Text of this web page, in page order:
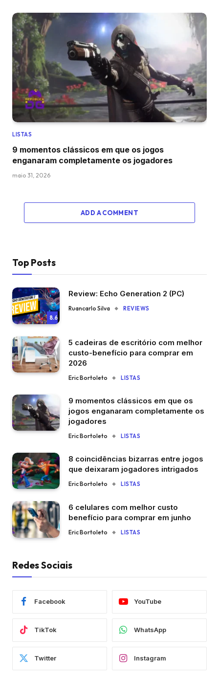
LISTAS
9 momentos clássicos em que os jogos
enganaram completamente os jogadores
maio 31, 2026
ADD A COMMENT
Top Posts
8.6
Review: Echo Generation 2 (PC)
Ruancarlo Silva REVIEWS
5 cadeiras de escritório com melhor
custo-benefício para comprar em
2026
Eric Bortoleto LISTAS
9 momentos clássicos em que os
jogos enganaram completamente os
jogadores
Eric Bortoleto LISTAS
8 coincidências bizarras entre jogos
que deixaram jogadores intrigados
Eric Bortoleto LISTAS
6 celulares com melhor custo
benefício para comprar em junho
Eric Bortoleto LISTAS
Redes Sociais
Facebook YouTube
TikTok WhatsApp
Twitter Instagram